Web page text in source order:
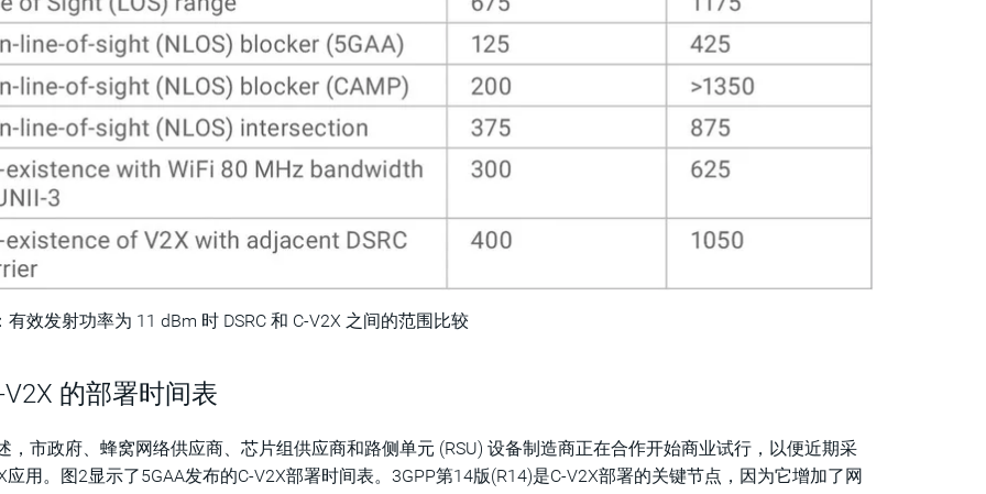
有效发射功率为 11 dBm 时 DSRC 和 C-V2X 之间的范围比较
V2X 的部署时间表
，市政府、蜂窝网络供应商、芯片组供应商和路侧单元 (RSU) 设备制造商正在合作开始商业试行，以便近期采
应用。图2显示了5GAA发布的C-V2X部署时间表。3GPP第14版(R14)是C-V2X部署的关键节点，因为它增加了网